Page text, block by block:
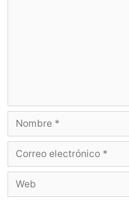
Nombre
Correo
electrónico
Web